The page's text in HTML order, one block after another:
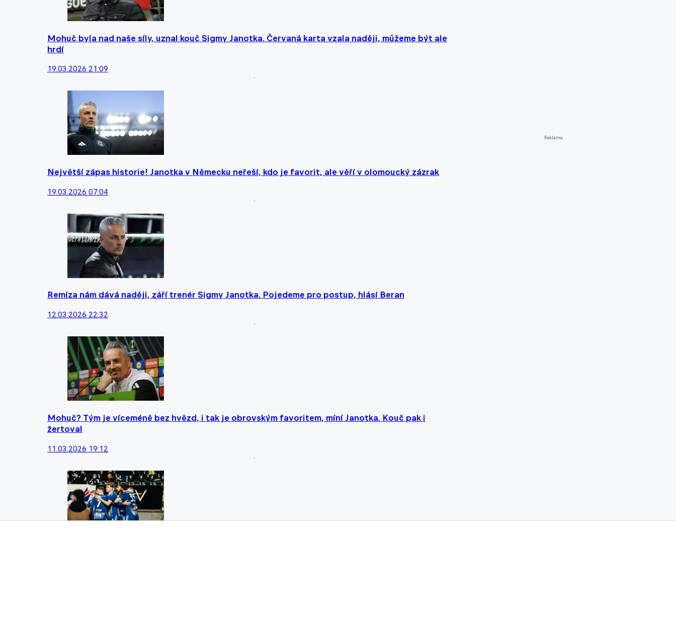
Mohuč byla nad naše síly, uznal kouč Sigmy Janotka. Červaná karta vzala naději, můžeme být ale
hrdí
19.03.2026 21:09
Největší zápas historie! Janotka v Německu neřeší, kdo je favorit, ale věří v olomoucký zázrak
19.03.2026 07:04
Remíza nám dává naději, září trenér Sigmy Janotka. Pojedeme pro postup, hlásí Beran
12.03.2026 22:32
Mohuč? Tým je víceméně bez hvězd, i tak je obrovským favoritem, míní Janotka. Kouč pak i
žertoval
11.03.2026 19:12
Reklama